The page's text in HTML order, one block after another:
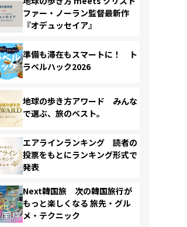
ファー・ノーラン監督最新作
『オデュッセイア』
準備も滞在もスマートに！ ト
ラベルハック2026
地球の歩き方アワード みんな
で選ぶ、旅のベスト。
エアラインランキング 読者の
投票をもとにランキング形式で
発表
Next韓国旅 次の韓国旅行が
もっと楽しくなる 旅先・グル
メ・テクニック